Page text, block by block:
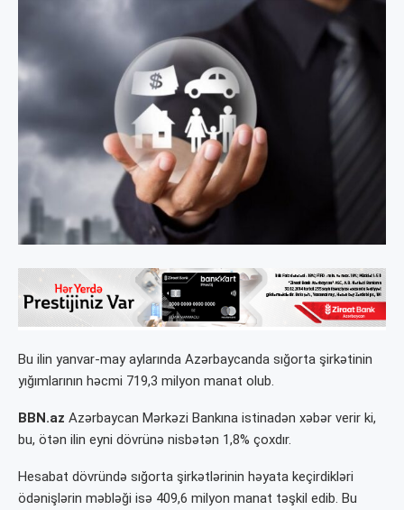
Bu ilin yanvar-may aylarında Azərbaycanda sığorta şirkətinin
yığımlarının həcmi 719,3 milyon manat olub.
BBN.az Azərbaycan Mərkəzi Bankına istinadən xəbər verir ki,
bu, ötən ilin eyni dövrünə nisbətən 1,8% çoxdır.
Hesabat dövründə sığorta şirkətlərinin həyata keçirdikləri
ödənişlərin məbləği isə 409,6 milyon manat təşkil edib. Bu